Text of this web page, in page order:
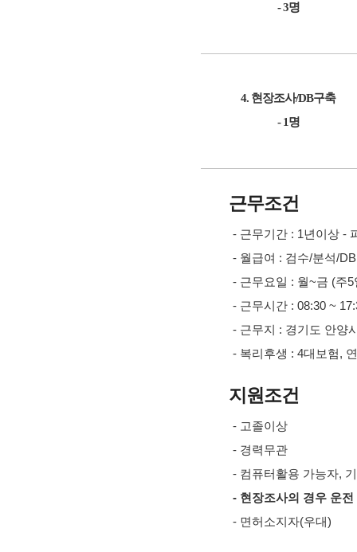
- 3명
4. 현장조사/DB구축
- 1명
근무조건
- 근무기간 : 1년이상 -
- 월급여 : 검수/분석/
- 근무요일 : 월~금 (주5
- 근무시간 : 08:30 ~
- 근무지 : 경기도 안양
- 복리후생 : 4대보험,
지원조건
- 고졸이상
- 경력무관
- 컴퓨터활용 가능자,
- 현장조사의 경우 운
- 면허소지자(우대)